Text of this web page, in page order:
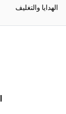
الهدايا والتغليف